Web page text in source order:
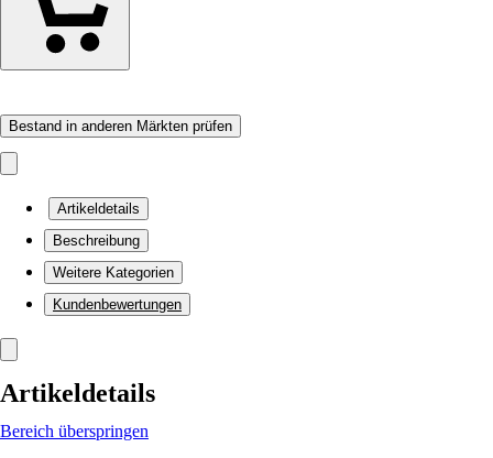
Bestand in anderen Märkten prüfen
Artikeldetails
Beschreibung
Weitere Kategorien
Kundenbewertungen
Artikeldetails
Bereich überspringen